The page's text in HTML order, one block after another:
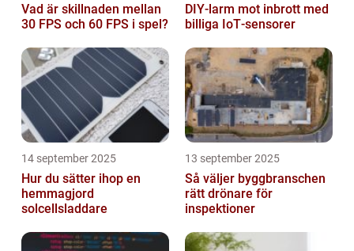
Vad är skillnaden mellan
30 FPS och 60 FPS i spel?
DIY‑larm mot inbrott med
billiga IoT‑sensorer
14 september 2025
Hur du sätter ihop en
hemmagjord
solcellsladdare
13 september 2025
Så väljer byggbranschen
rätt drönare för
inspektioner